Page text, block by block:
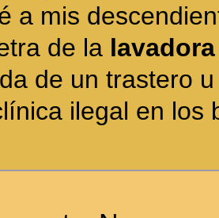
a mis
de la
de un trastero
ilegal en